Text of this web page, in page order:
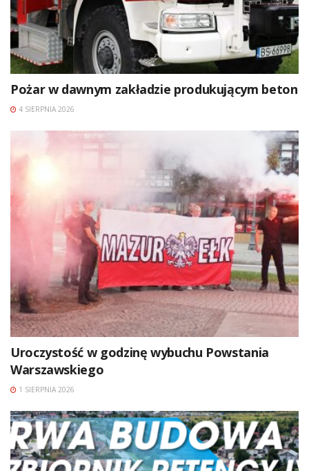
Pożar w dawnym zakładzie produkującym beton
4 SIERPNIA 2026
Uroczystość w godzinę wybuchu Powstania
Warszawskiego
1 SIERPNIA 2026